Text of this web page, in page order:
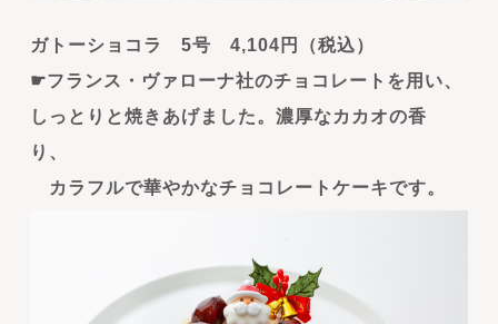
ガトーショコラ 5号 4,104円（税込）
☛フランス・ヴァローナ社のチョコレートを用い、
しっとりと焼きあげました。濃厚なカカオの香
り、
カラフルで華やかなチョコレートケーキです。